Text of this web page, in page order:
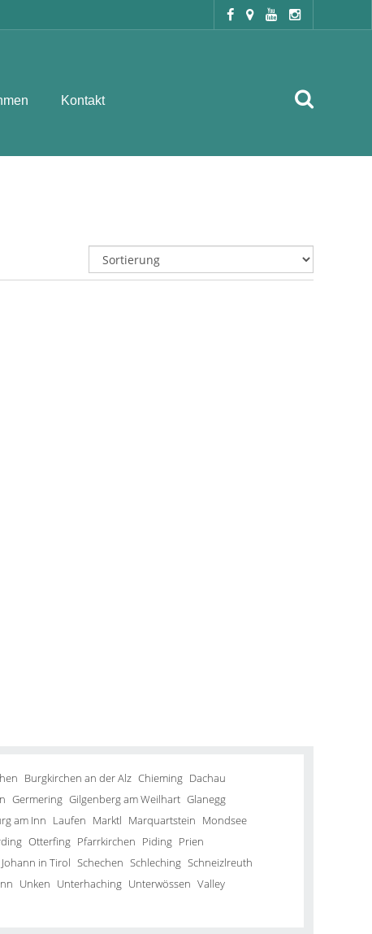
Kontakt
Burgkirchen an der Alz Chieming Dachau
Germering Gilgenberg am Weilhart Glanegg
am Inn Laufen Marktl Marquartstein Mondsee
Otterfing Pfarrkirchen Piding Prien
in Tirol Schechen Schleching Schneizlreuth
Unken Unterhaching Unterwössen Valley